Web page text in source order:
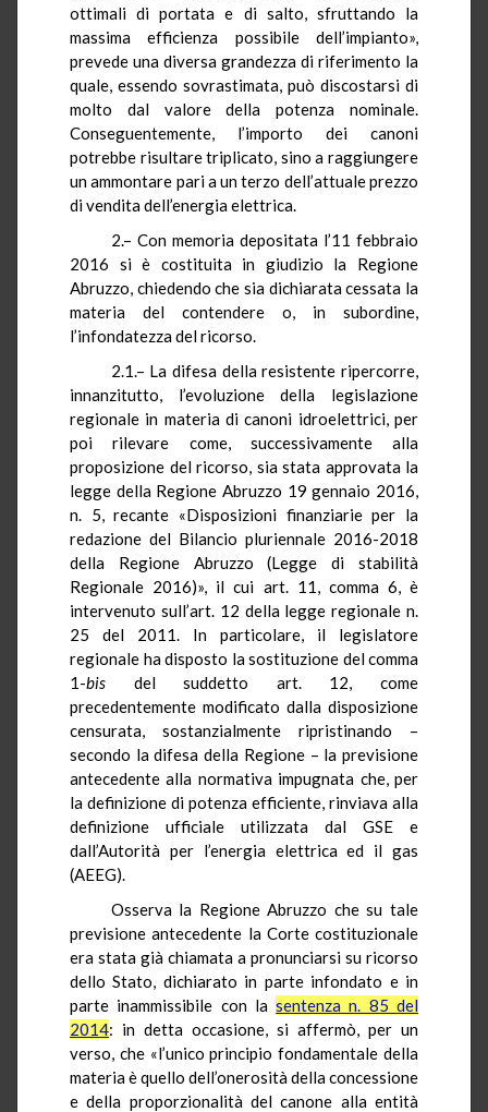
ottimali di portata e di salto, sfruttando la
massima efficienza possibile dell’impianto»,
prevede una diversa grandezza di riferimento la
quale, essendo sovrastimata, può discostarsi di
molto dal valore della potenza nominale.
Conseguentemente, l’importo dei canoni
potrebbe risultare triplicato, sino a raggiungere
un ammontare pari a un terzo dell’attuale prezzo
di vendita dell’energia elettrica.
2.– Con memoria depositata l’11 febbraio
2016 si è costituita in giudizio la Regione
Abruzzo, chiedendo che sia dichiarata cessata la
materia del contendere o, in subordine,
l’infondatezza del ricorso.
2.1.– La difesa della resistente ripercorre,
innanzitutto, l’evoluzione della legislazione
regionale in materia di canoni idroelettrici, per
poi rilevare come, successivamente alla
proposizione del ricorso, sia stata approvata la
legge della Regione Abruzzo 19 gennaio 2016,
n. 5, recante «Disposizioni finanziarie per la
redazione del Bilancio pluriennale 2016-2018
della Regione Abruzzo (Legge di stabilità
Regionale 2016)», il cui art. 11, comma 6, è
intervenuto sull’art. 12 della legge regionale n.
25 del 2011. In particolare, il legislatore
regionale ha disposto la sostituzione del comma
1-bis del suddetto art. 12, come
precedentemente modificato dalla disposizione
censurata, sostanzialmente ripristinando –
secondo la difesa della Regione – la previsione
antecedente alla normativa impugnata che, per
la definizione di potenza efficiente, rinviava alla
definizione ufficiale utilizzata dal GSE e
dall’Autorità per l’energia elettrica ed il gas
(AEEG).
Osserva la Regione Abruzzo che su tale
previsione antecedente la Corte costituzionale
era stata già chiamata a pronunciarsi su ricorso
dello Stato, dichiarato in parte infondato e in
parte inammissibile con lasentenza n. 85 del
2014: in detta occasione, si affermò, per un
verso, che «l’unico principio fondamentale della
materia è quello dell’onerosità della concessione
e della proporzionalità del canone alla entità